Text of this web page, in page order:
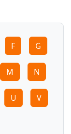
F G
M N
U V